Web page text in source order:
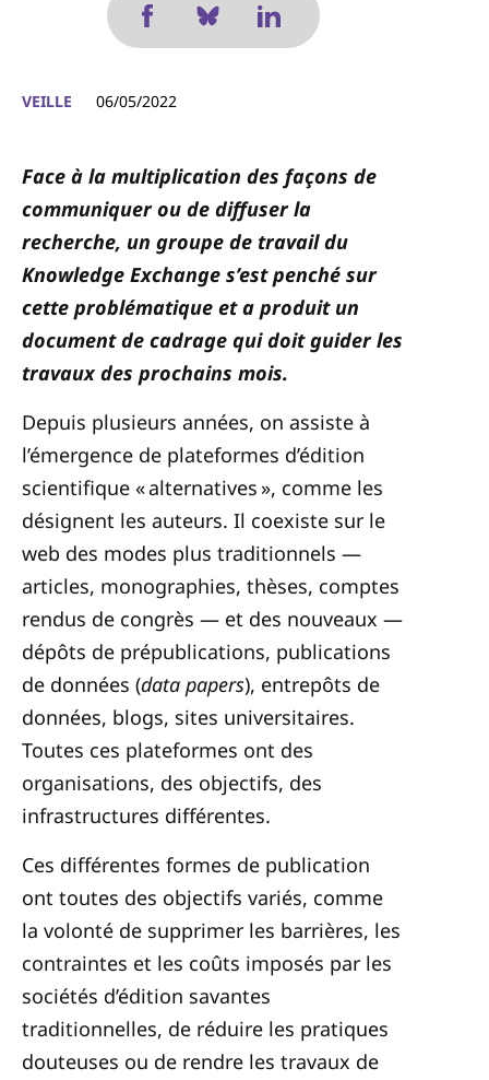
VEILLE 06/05/2022
Face à la multiplication des façons de
communiquer ou de diffuser la
recherche, un groupe de travail du
Knowledge Exchange s’est penché sur
cette problématique et a produit un
document de cadrage qui doit guider les
travaux des prochains mois.
Depuis plusieurs années, on assiste à
l’émergence de plateformes d’édition
scientifique « alternatives », comme les
désignent les auteurs. Il coexiste sur le
web des modes plus traditionnels —
articles, monographies, thèses, comptes
rendus de congrès — et des nouveaux —
dépôts de prépublications, publications
de données (data papers), entrepôts de
données, blogs, sites universitaires.
Toutes ces plateformes ont des
organisations, des objectifs, des
infrastructures différentes.
Ces différentes formes de publication
ont toutes des objectifs variés, comme
la volonté de supprimer les barrières, les
contraintes et les coûts imposés par les
sociétés d’édition savantes
traditionnelles, de réduire les pratiques
douteuses ou de rendre les travaux de